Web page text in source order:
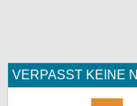
VERPASST KEINE